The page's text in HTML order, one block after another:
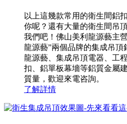
以上這幾款常用的衛生間鋁
你呢？還有大量的衛生間吊
我們吧！佛山美利龍源藝主
龍源藝”兩個品牌的集成吊頂
龍源藝、集成吊頂電器、工
扣、鋁單板幕墻等鋁質金屬
質量，歡迎來電咨詢。
了解詳情